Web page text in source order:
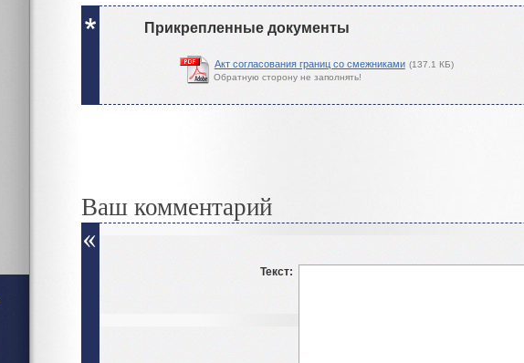
Прикрепленные документы
Акт согласования границ со смежниками (137.1 КБ)
Обратную сторону не заполнять!
Ваш комментарий
Текст: